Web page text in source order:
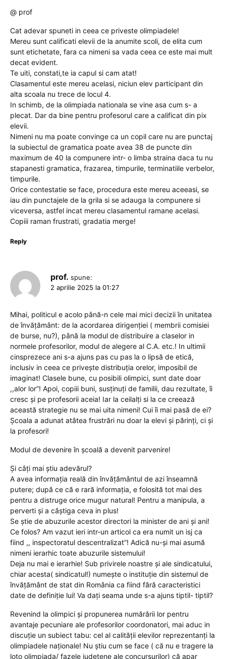
@ prof
Cat adevar spuneti in ceea ce priveste olimpiadele!
Mereu sunt calificati elevii de la anumite scoli, de elita cum
sunt etichetate, fara ca nimeni sa vada ceea ce este mai mult
decat evident.
Te uiti, constati,te ia capul si cam atat!
Clasamentul este mereu acelasi, niciun elev participant din
alta scoala nu trece de locul 4.
In schimb, de la olimpiada nationala se vine asa cum s- a
plecat. Dar da bine pentru profesorul care a calificat din pix
elevii.
Nimeni nu ma poate convinge ca un copil care nu are punctaj
la subiectul de gramatica poate avea 38 de puncte din
maximum de 40 la compunere intr- o limba straina daca tu nu
stapanesti gramatica, frazarea, timpurile, terminatiile verbelor,
timpurile.
Orice contestatie se face, procedura este mereu aceeasi, se
iau din punctajele de la grila si se adauga la compunere si
viceversa, astfel incat mereu clasamentul ramane acelasi.
Copiii raman frustrati, gradatia merge!
Reply
prof. spune:
2 aprilie 2025 la 01:27
Mihai, politicul e acolo până-n cele mai mici decizii în unitatea
de învățământ: de la acordarea dirigenției ( membrii comisiei
de burse, nu?), până la modul de distribuire a claselor in
normele profesorilor, modul de alegere al C.A. etc.! In ultimii
cinsprezece ani s-a ajuns pas cu pas la o lipsă de etică,
inclusiv in ceea ce privește distribuția orelor, imposibil de
imaginat! Clasele bune, cu posibili olimpici, sunt date doar
,,alor lor”! Apoi, copiii buni, susținuți de familii, dau rezultate, îi
cresc și pe profesorii aceia! Iar la ceilalți si la ce creează
această strategie nu se mai uita nimeni! Cui îi mai pasă de ei?
Școala a adunat atâtea frustrări nu doar la elevi și părinți, ci și
la profesori!
Modul de devenire în școală a devenit parvenire!
Și câți mai știu adevărul?
A avea informația reală din învățământul de azi înseamnă
putere; după ce că e rară informația, e folosită tot mai des
pentru a distruge orice mugur natural! Pentru a manipula, a
perverti și a câștiga ceva in plus!
Se știe de abuzurile acestor directori la minister de ani și ani!
Ce folos? Am vazut ieri intr-un articol ca era numit un isj ca
fiind ,, inspectoratul descentralizat”! Adică nu-și mai asumă
nimeni ierarhic toate abuzurile sistemului!
Deja nu mai e ierarhie! Sub privirele noastre și ale sindicatului,
chiar acesta( sindicatul!) numește o instituție din sistemul de
învățământ de stat din România ca fiind fără caracteristici
date de definiție lui! Va dați seama unde s-a ajuns tiptil- tiptil?
Revenind la olimpici și propunerea numărării lor pentru
avantaje pecuniare ale profesorilor coordonatori, mai aduc in
discuție un subiect tabu: cel al calității elevilor reprezentanți la
olimpiadele naționale! Nu știu cum se face ( că nu e tragere la
loto olimpiada/ fazele județene ale concursurilor) că apar